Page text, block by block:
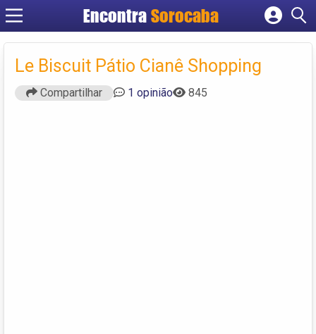
EncontraSorocaba
Cadastrar empresa
Criar conta
Le Biscuit Pátio Cianê Shopping
Compartilhar 1 opinião 845